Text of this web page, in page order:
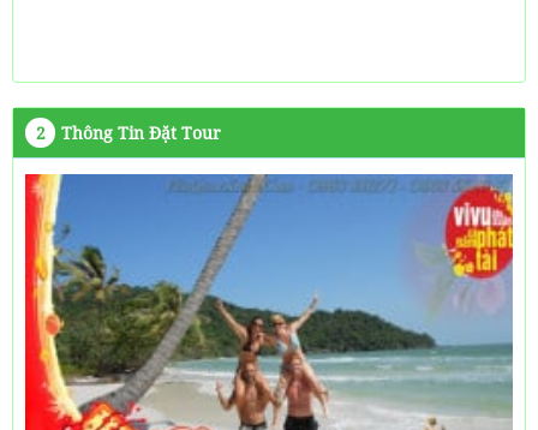
2 Thông Tin Đặt Tour